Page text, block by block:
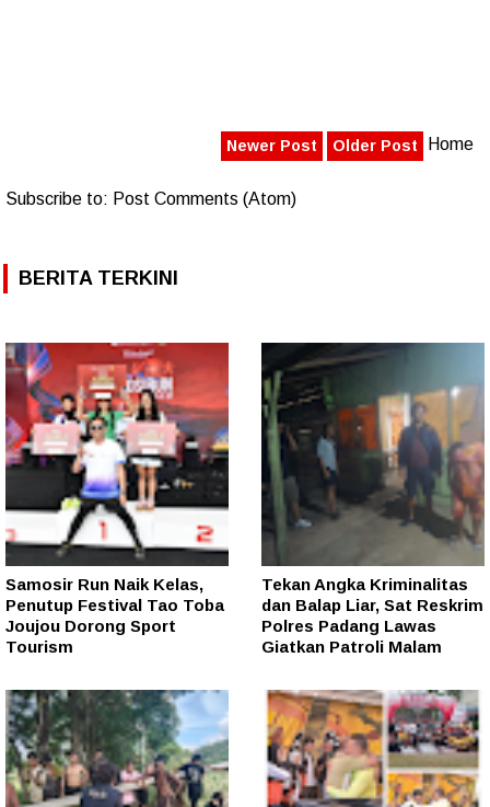
Newer Post Older Post Home
Subscribe to: Post Comments (Atom)
BERITA TERKINI
Samosir Run Naik Kelas,
Penutup Festival Tao Toba
Joujou Dorong Sport
Tourism
Tekan Angka Kriminalitas
dan Balap Liar, Sat Reskrim
Polres Padang Lawas
Giatkan Patroli Malam